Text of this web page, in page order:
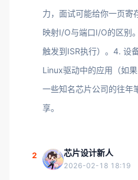
力，面试可能给你一页寄
映射I/O与端口I/O的区别
触发到ISR执行）。4. 设
Linux驱动中的应用（如
一些知名芯片公司的往年
享。
2 芯片设计新人
2026-02-18 18:19